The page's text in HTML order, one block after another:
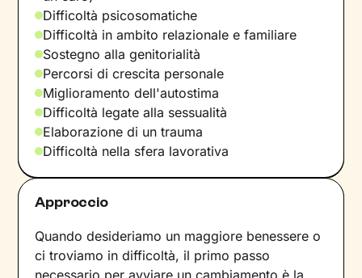
Difficoltà psicosomatiche
Difficoltà in ambito relazionale e familiare
Sostegno alla genitorialità
Percorsi di crescita personale
Miglioramento dell'autostima
Difficoltà legate alla sessualità
Elaborazione di un trauma
Difficoltà nella sfera lavorativa
Approccio
Quando desideriamo un maggiore benessere o
ci troviamo in difficoltà, il primo passo
necessario per avviare un cambiamento è la